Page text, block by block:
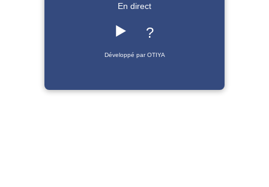
En direct
▶️ ?
Développé par OTIYA